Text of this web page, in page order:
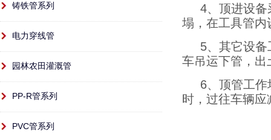
铸铁管系列
电力穿线管
园林农田灌溉管
PP-R管系列
PVC管系列
4、顶进设
塌，在工具管内
5、其它设
车吊运下管，出
6、顶管工
时，过往车辆